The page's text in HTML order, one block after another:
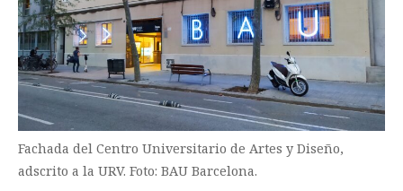
Fachada del Centro Universitario de Artes y Diseño,
adscrito a la URV. Foto: BAU Barcelona.